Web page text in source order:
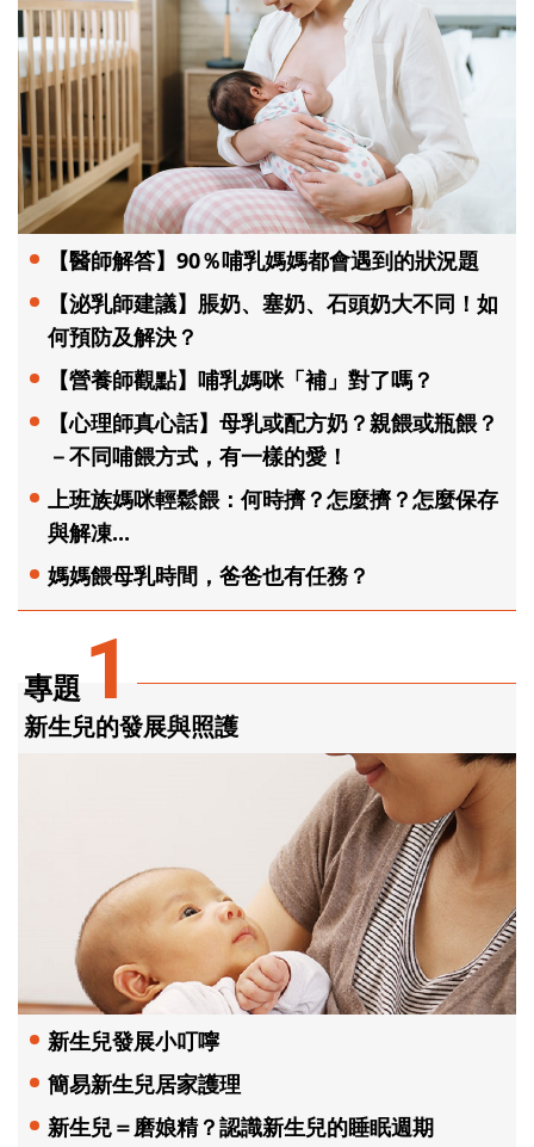
專題 1
新生兒的發展與照護
新生兒發展小叮嚀
簡易新生兒居家護理
新生兒＝磨娘精？認識新生兒的睡眠週期
【醫師解答】90％哺乳媽媽都會遇到的狀況題
【泌乳師建議】脹奶、塞奶、石頭奶大不同！如
何預防及解決？
【營養師觀點】哺乳媽咪「補」對了嗎？
【心理師真心話】母乳或配方奶？親餵或瓶餵？
－不同哺餵方式，有一樣的愛！
上班族媽咪輕鬆餵：何時擠？怎麼擠？怎麼保存
與解凍...
媽媽餵母乳時間，爸爸也有任務？